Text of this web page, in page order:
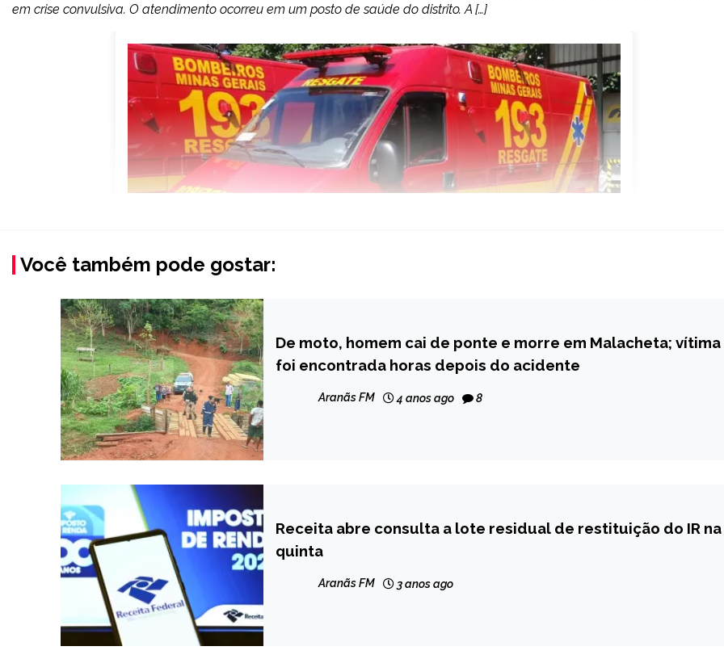
em crise convulsiva. O atendimento ocorreu em um posto de saúde do distrito. A […]
Você também pode gostar:
CAPELINHA
MINAS
De moto, homem cai de ponte e morre em Malacheta; vítima
foi encontrada horas depois do acidente
Aranãs FM 4 anos ago 8
BRASIL
NOTÍCIAS
Receita abre consulta a lote residual de restituição do IR na
quinta
Aranãs FM 3 anos ago